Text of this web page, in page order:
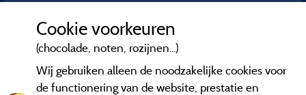
Cookie voorkeuren
(chocolade, noten, rozijnen...)
Wij gebruiken alleen de noodzakelijke cookies voor
de functionering van de website, prestatie en